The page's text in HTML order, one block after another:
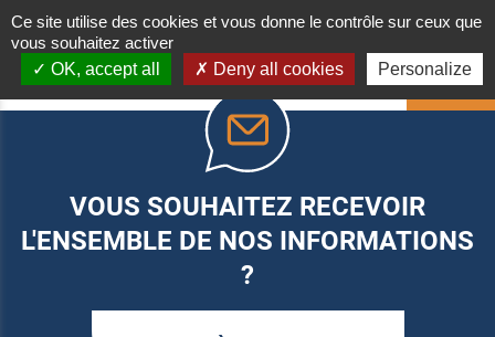
HAUT
VOUS SOUHAITEZ RECEVOIR
L'ENSEMBLE DE NOS INFORMATIONS
?
Ce site utilise des cookies et vous donne le contrôle sur ceux que
vous souhaitez activer
OK, accept all
Deny all cookies Personalize